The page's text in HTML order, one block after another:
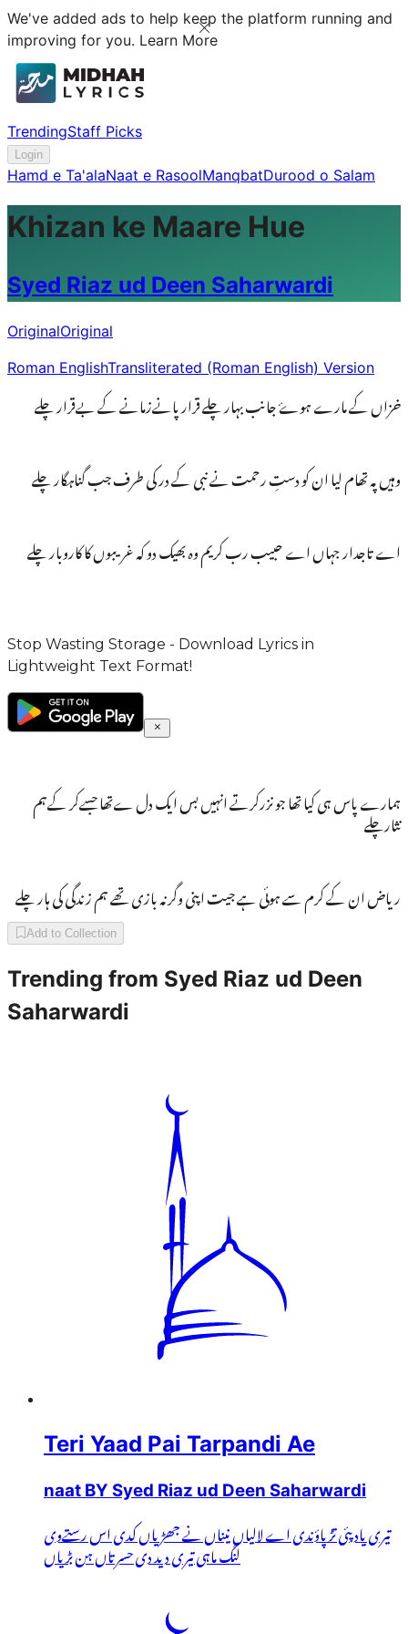
We've added ads to help keep the platform running and
improving for you. Learn More
TrendingStaff Picks
Login
Hamd e Ta'alaNaat e RasoolManqbatDurood o Salam
Khizan ke Maare Hue
Syed Riaz ud Deen Saharwardi
OriginalOriginal
Roman EnglishTransliterated (Roman English) Version
خزاں کے مارے ہوۓ جانب بہار چلے قرار پانےزمانے کے بےقرار چلے
وہیں پہ تھام لیا ان کو دستِ رحمت نے نبی کے در کی طرف جب گناہگار چلے
اے تاجدار جہاں اے حبیب رب کریم وہ بھیک دو کہ غریبوں کا کاروبار چلے
Stop Wasting Storage - Download Lyrics in
Lightweight Text Format!
ہمارے پاس ہی کیا تھا جو نزرکرتے انہیں بس ایک دل ےتھا جسےکر کےہم
نثارچلے
ریاض ان کے کرم سے ہوئی ہے جیت اپنی وگرنہ بازی تھے ہم زندگی کی ہار چلے
Add to Collection
Trending from Syed Riaz ud Deen
Saharwardi
Teri Yaad Pai Tarpandi Ae
naat BY Syed Riaz ud Deen Saharwardi
تیری یاد پئی تڑپاؤندی اے لالیاں نیناں نے جھڑیاں کدی اس رستےوی
لنگ ماہی تیری دید دی حسرتاں ہن بڑیاں